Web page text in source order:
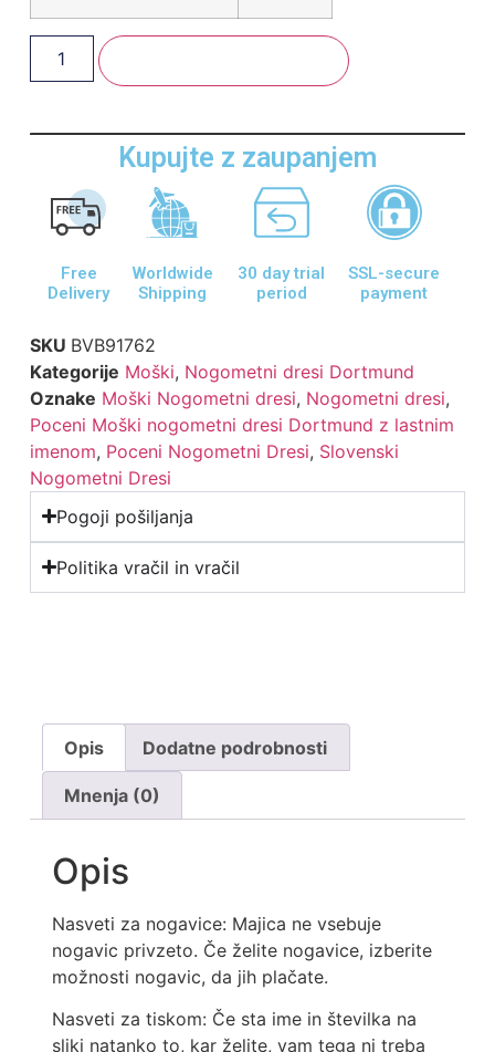
Kupujte z zaupanjem
Free
Delivery
Worldwide
Shipping
30 day trial
period
SSL-secure
payment
SKU BVB91762
Kategorije Moški, Nogometni dresi Dortmund
Oznake Moški Nogometni dresi, Nogometni dresi,
Poceni Moški nogometni dresi Dortmund z lastnim
imenom, Poceni Nogometni Dresi, Slovenski
Nogometni Dresi
Pogoji pošiljanja
Politika vračil in vračil
Opis Dodatne podrobnosti
Mnenja (0)
Opis
Nasveti za nogavice: Majica ne vsebuje
nogavic privzeto. Če želite nogavice, izberite
možnosti nogavic, da jih plačate.
Nasveti za tiskom: Če sta ime in številka na
sliki natanko to, kar želite, vam tega ni treba